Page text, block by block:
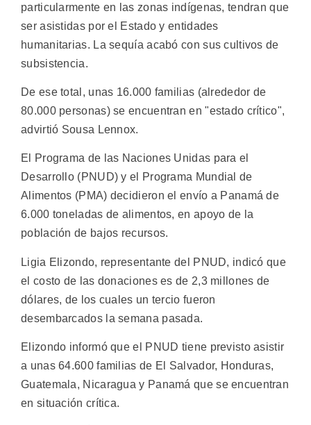
particularmente en las zonas indígenas, tendran que
ser asistidas por el Estado y entidades
humanitarias. La sequía acabó con sus cultivos de
subsistencia.
De ese total, unas 16.000 familias (alrededor de
80.000 personas) se encuentran en "estado crítico",
advirtió Sousa Lennox.
El Programa de las Naciones Unidas para el
Desarrollo (PNUD) y el Programa Mundial de
Alimentos (PMA) decidieron el envío a Panamá de
6.000 toneladas de alimentos, en apoyo de la
población de bajos recursos.
Ligia Elizondo, representante del PNUD, indicó que
el costo de las donaciones es de 2,3 millones de
dólares, de los cuales un tercio fueron
desembarcados la semana pasada.
Elizondo informó que el PNUD tiene previsto asistir
a unas 64.600 familias de El Salvador, Honduras,
Guatemala, Nicaragua y Panamá que se encuentran
en situación crítica.